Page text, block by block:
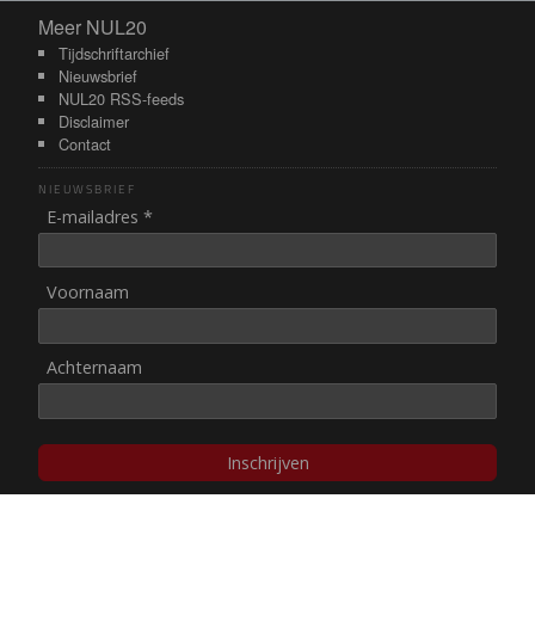
Meer NUL20
Meer NUL20
Tijdschriftarchief
Nieuwsbrief
NUL20 RSS-feeds
Disclaimer
Contact
NIEUWSBRIEF
E-mailadres *
Voornaam
Achternaam
Inschrijven